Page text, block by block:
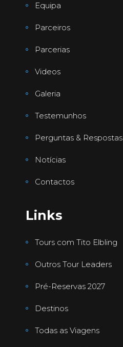
Equipa
Parceiros
Parcerias
Videos
Galeria
Testemunhos
Perguntas & Respostas
Notícias
Contactos
Links
Tours com Tito Elbling
Outros Tour Leaders
Pré-Reservas 2027
Destinos
Todas as Viagens